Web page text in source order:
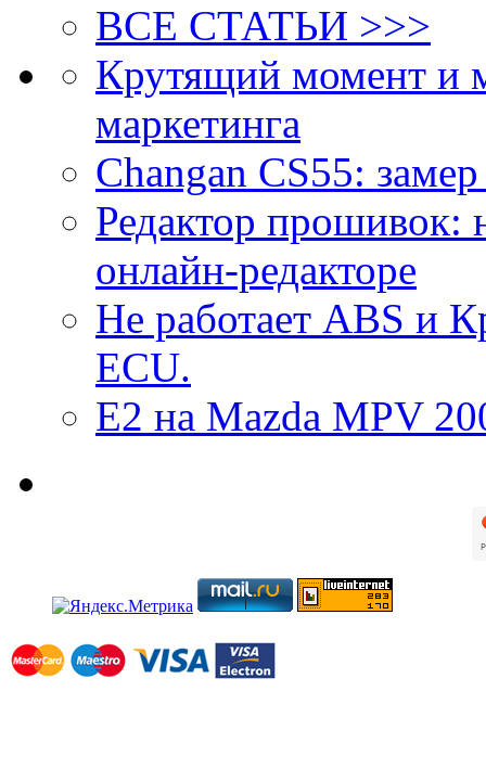
ВСЕ СТАТЬИ >>>
Крутящий момент и
маркетинга
Changan CS55:
Редактор прошивок:
онлайн-редакторе
Не работает ABS и
ECU.
E2 на Mazda MPV